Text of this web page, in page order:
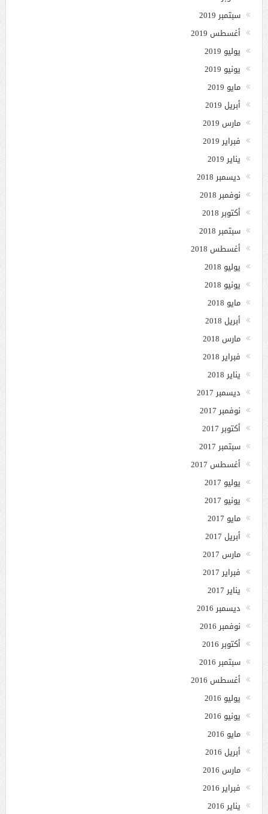
سبتمبر 2019
أغسطس 2019
يوليو 2019
يونيو 2019
مايو 2019
أبريل 2019
مارس 2019
فبراير 2019
يناير 2019
ديسمبر 2018
نوفمبر 2018
أكتوبر 2018
سبتمبر 2018
أغسطس 2018
يوليو 2018
يونيو 2018
مايو 2018
أبريل 2018
مارس 2018
فبراير 2018
يناير 2018
ديسمبر 2017
نوفمبر 2017
أكتوبر 2017
سبتمبر 2017
أغسطس 2017
يوليو 2017
يونيو 2017
مايو 2017
أبريل 2017
مارس 2017
فبراير 2017
يناير 2017
ديسمبر 2016
نوفمبر 2016
أكتوبر 2016
سبتمبر 2016
أغسطس 2016
يوليو 2016
يونيو 2016
مايو 2016
أبريل 2016
مارس 2016
فبراير 2016
يناير 2016